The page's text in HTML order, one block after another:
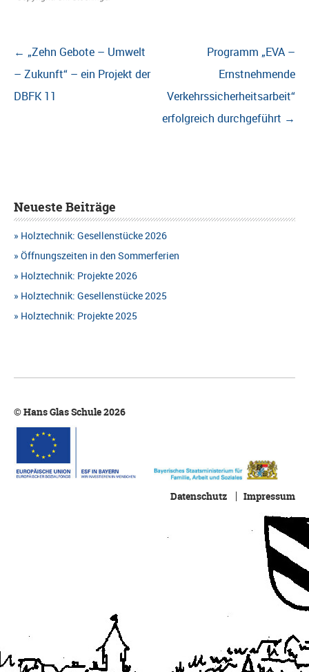
Beitragsnavigation
← „Zehn Gebote – Umwelt
– Zukunft“ – ein Projekt der
DBFK 11
Programm „EVA –
Ernstnehmende
Verkehrssicherheitsarbeit“
erfolgreich durchgeführt →
Neueste Beiträge
Holztechnik: Gesellenstücke 2026
Öffnungszeiten in den Sommerferien
Holztechnik: Projekte 2026
Holztechnik: Gesellenstücke 2025
Holztechnik: Projekte 2025
© Hans Glas Schule 2026
Datenschutz Impressum